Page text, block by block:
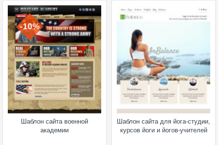
-10%
Шаблон сайта военной
академии
Шаблон сайта для йога-студии,
курсов йоги и йогов-учителей